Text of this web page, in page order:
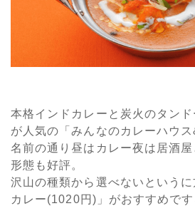
本格インドカレーと炭火のタン
が人気の「みんなのカレーハウス
名前の通り昼はカレー夜は居酒
形態も好評。
沢山の種類から選べないという
カレー(1020円)」がおすすめです